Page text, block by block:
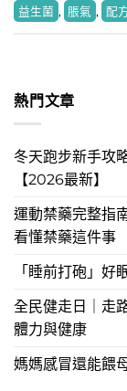
益生菌 , 脹氣 , 配
熱門文章
冬天跑步新手攻
【2026最新】
運動禁藥完整指
看懂禁藥這件事
「睡前打砲」好
全民健走日｜走
體力與健康
媽媽感冒還能餵